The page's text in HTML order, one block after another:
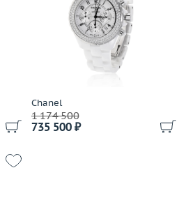
Chanel
1 174 500
735 500 ₽